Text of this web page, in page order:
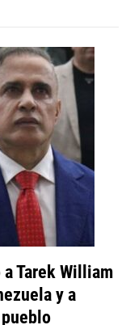
Tarek William
y a